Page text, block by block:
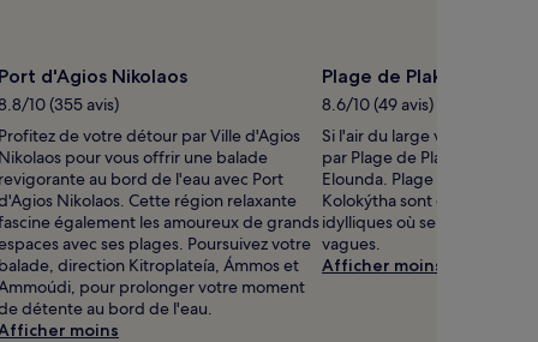
Port d'Agios Nikolaos
10 (355 avis)
Profitez de votre détour par Ville d'Agios
Nikolaos pour vous offrir une balade
revigorante au bord de l'eau avec Port
Nikolaos. Cette région relaxante
également les amoureux de grands
avec ses plages. Poursuivez votre
balade, direction Kitroplateía, Ámmos et
pour prolonger votre moment
détente au bord de l'eau.
moins
Plage de Plaka
8.6/10 (49 avis)
Si l'air du large vous attire,
par Plage de Plaka, à 4,6
Elounda. Plage de Hiona,
Kolokýtha sont quelques
idylliques où se détendre
vagues.
Afficher moins